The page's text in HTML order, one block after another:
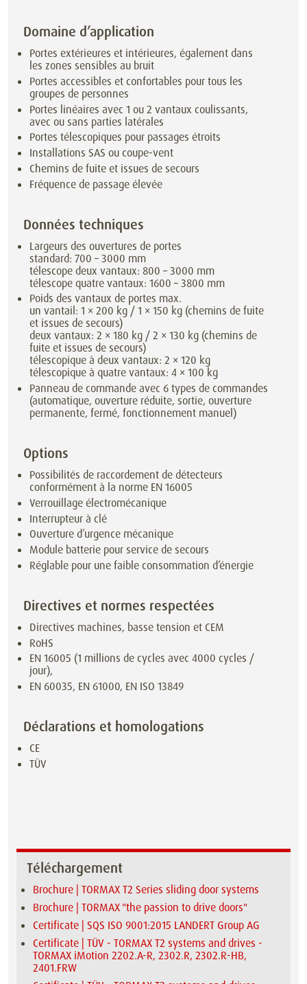
Domaine d’application
Portes extérieures et intérieures, également dans
les zones sensibles au bruit
Portes accessibles et confortables pour tous les
groupes de personnes
Portes linéaires avec 1 ou 2 vantaux coulissants,
avec ou sans parties latérales
Portes télescopiques pour passages étroits
Installations SAS ou coupe-vent
Chemins de fuite et issues de secours
Fréquence de passage élevée
Données techniques
Largeurs des ouvertures de portes
standard: 700 – 3000 mm
télescope deux vantaux: 800 – 3000 mm
télescope quatre vantaux: 1600 – 3800 mm
Poids des vantaux de portes max.
un vantail: 1 × 200 kg / 1 × 150 kg (chemins de fuite
et issues de secours)
deux vantaux: 2 × 180 kg / 2 × 130 kg (chemins de
fuite et issues de secours)
télescopique à deux vantaux: 2 × 120 kg
télescopique à quatre vantaux: 4 × 100 kg
Panneau de commande avec 6 types de commandes
(automatique, ouverture réduite, sortie, ouverture
permanente, fermé, fonctionnement manuel)
Options
Possibilités de raccordement de détecteurs
conformément à la norme EN 16005
Verrouillage électromécanique
Interrupteur à clé
Ouverture d’urgence mécanique
Module batterie pour service de secours
Réglable pour une faible consommation d’énergie
Directives et normes respectées
Directives machines, basse tension et CEM
RoHS
EN 16005 (1 millions de cycles avec 4000 cycles /
jour),
EN 60035, EN 61000, EN ISO 13849
Déclarations et homologations
CE
TÜV
Téléchargement
Brochure | TORMAX T2 Series sliding door systems
Brochure | TORMAX "the passion to drive doors"
Certificate | SQS ISO 9001:2015 LANDERT Group AG
Certificate | TÜV - TORMAX T2 systems and drives -
TORMAX iMotion 2202.A-R, 2302.R, 2302.R-HB,
2401.FRW